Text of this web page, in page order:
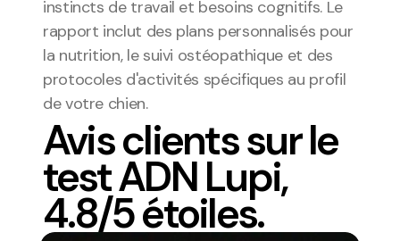
instincts de travail et besoins cognitifs. Le
rapport inclut des plans personnalisés pour
la nutrition, le suivi ostéopathique et des
protocoles d'activités spécifiques au profil
de votre chien.
Avis clients sur le
test ADN Lupi,
4.8/5 étoiles.